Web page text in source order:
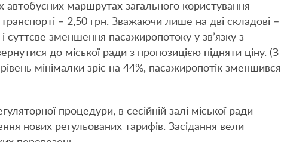
автобусних маршрутах загального користування
– 2,50 грн. Зважаючи лише на дві складові –
і суттєве зменшення пасажиропотоку у зв’язку з
до міської ради з пропозицією підняти ціну. (З
мінімалки зріс на 44%, пасажиропотік зменшився
процедури, в сесійній залі міської ради
нових регульованих тарифів. Засідання вели